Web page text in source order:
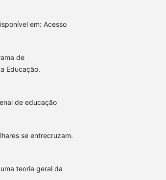
em: Acesso
de
Educação.
de educação
se entrecruzam.
teoria geral da